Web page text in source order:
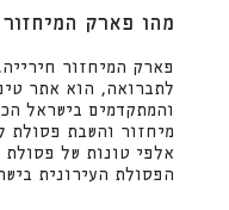
מהו פארק המיחזור
פארק המיחזור
לתברואה, הוא אתר
והמתקדמים בישראל
מיחזור והשבת פסולת
הפסולת העירונית